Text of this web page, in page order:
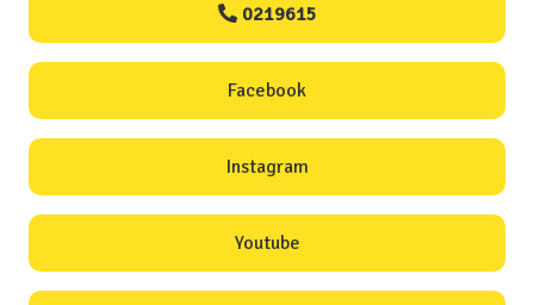
0219615
Facebook
Instagram
Youtube